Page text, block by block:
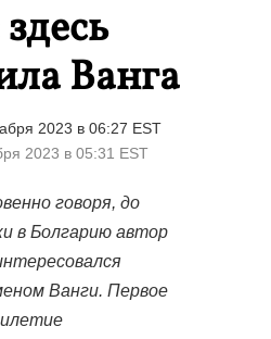
Ванга
2023 в 06:27 EST
2023 в 05:31 EST
говоря, до
в Болгарию автор
Ванги. Первое